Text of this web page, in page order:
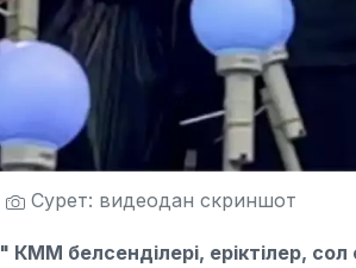
Сурет: видеодан скриншот
белсенділері, еріктілер, сол